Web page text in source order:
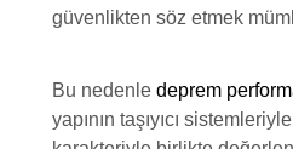
güvenlikten söz etmek
Bu nedenle deprem
yapının taşıyıcı